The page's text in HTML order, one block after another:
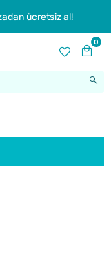
ücretsiz al!
0